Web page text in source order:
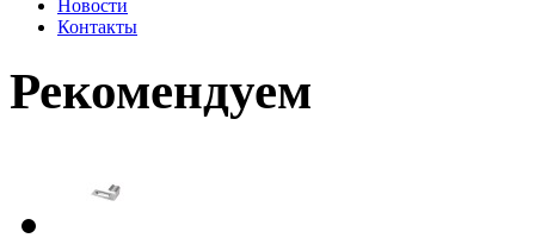
Новости
Контакты
Рекомендуем